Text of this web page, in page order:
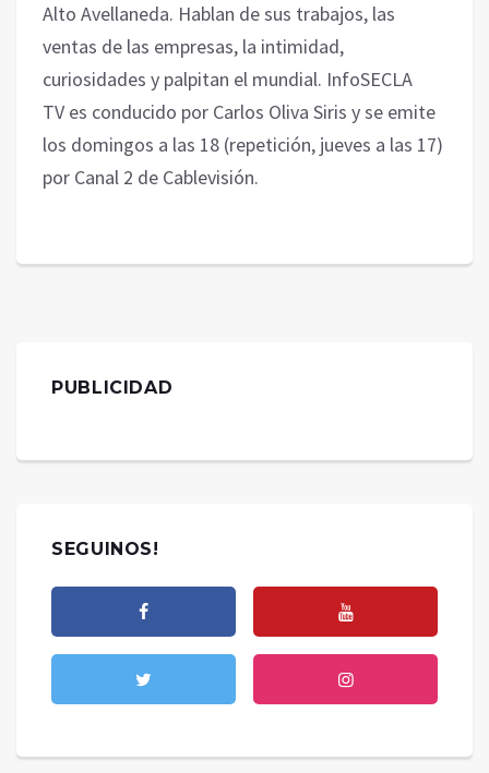
Alto Avellaneda. Hablan de sus trabajos, las
ventas de las empresas, la intimidad,
curiosidades y palpitan el mundial. InfoSECLA
TV es conducido por Carlos Oliva Siris y se emite
los domingos a las 18 (repetición, jueves a las 17)
por Canal 2 de Cablevisión.
PUBLICIDAD
SEGUINOS!